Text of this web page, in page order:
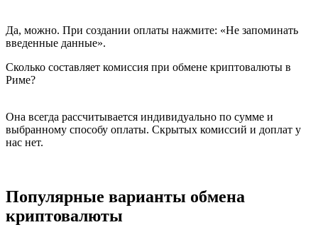
Да, можно. При создании оплаты нажмите: «Не запоминать
введенные данные».
Сколько составляет комиссия при обмене криптовалюты в
Риме?
Она всегда рассчитывается индивидуально по сумме и
выбранному способу оплаты. Скрытых комиссий и доплат у
нас нет.
Популярные варианты обмена
криптовалюты